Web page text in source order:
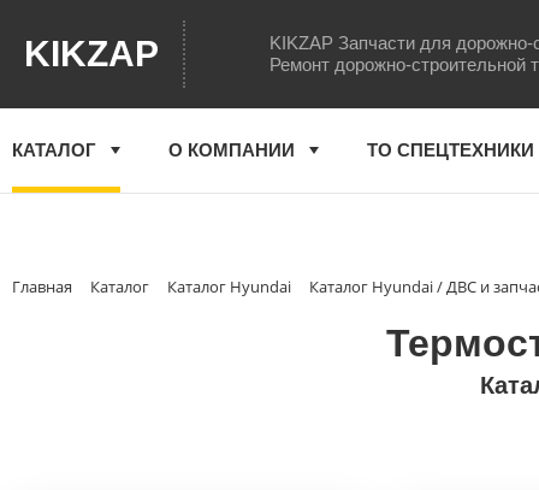
KIKZAP
KIKZAP Запчасти для дорожно-
Ремонт дорожно-строительной
КАТАЛОГ О КОМПАНИИ ТО СПЕЦТЕХНИКИ
Главная Каталог Каталог Hyundai Каталог Hyundai / ДВС и